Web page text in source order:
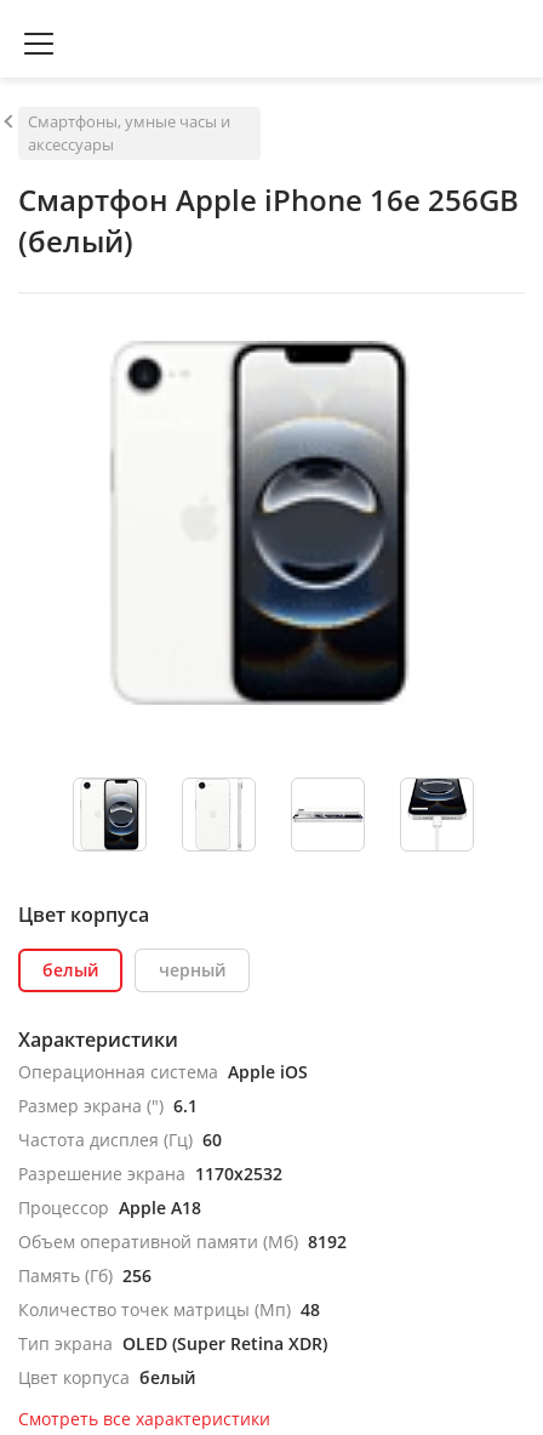
Смартфоны, умные часы и
аксессуары
Смартфон Apple iPhone 16e 256GB
(белый)
Цвет корпуса
белый черный
Характеристики
Операционная система Apple iOS
Размер экрана (") 6.1
Частота дисплея (Гц) 60
Разрешение экрана 1170x2532
Процессор Apple A18
Объем оперативной памяти (Мб) 8192
Память (Гб) 256
Количество точек матрицы (Мп) 48
Тип экрана OLED (Super Retina XDR)
Цвет корпуса белый
Смотреть все характеристики